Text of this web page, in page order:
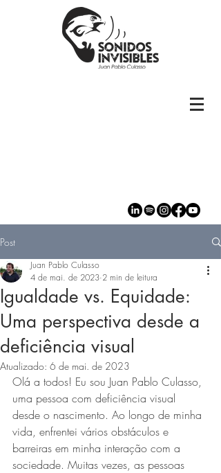
Post
Igualdade vs. Equidade:
Uma perspectiva desde a
deficiência visual
Juan Pablo Culasso
4 de mai. de 2023 2 min de leitura
Atualizado: 6 de mai. de 2023
Olá a todos! Eu sou Juan Pablo Culasso,
uma pessoa com deficiência visual
desde o nascimento. Ao longo de minha
vida, enfrentei vários obstáculos e
barreiras em minha interação com a
sociedade. Muitas vezes, as pessoas